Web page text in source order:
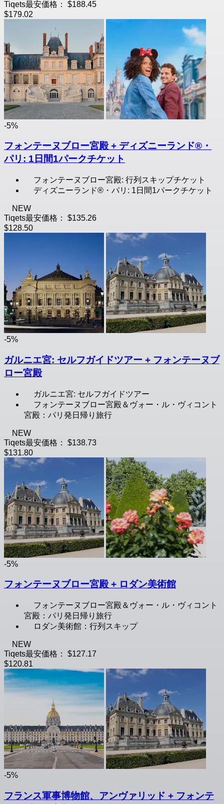
Tiqets最安価格：
$188.45
$179.02
-5%
フォンテーヌブロー宮殿 + ディズニーランド®・
パリ: 1日間1パークチケット
フォンテーヌブロー宮殿: 行列スキップチケット
ディズニーランド®・パリ: 1日間1パークチケット
NEW
Tiqets最安価格：
$135.26
$128.50
-5%
ガルニエ宮: セルフガイドツアー + フォンテーヌブ
ロー宮殿
ガルニエ宮: セルフガイドツアー
フォンテーヌブロー宮殿＆ヴォー・ル・ヴィコント
宮殿：パリ発日帰り旅行
NEW
Tiqets最安価格：
$138.73
$131.80
-5%
フォンテーヌブロー宮殿 + ロダン美術館
フォンテーヌブロー宮殿＆ヴォー・ル・ヴィコント
宮殿：パリ発日帰り旅行
ロダン美術館：行列スキップ
NEW
Tiqets最安価格：
$127.17
$120.81
-5%
フランス軍事博物館、アンヴァリッド + フォンテ